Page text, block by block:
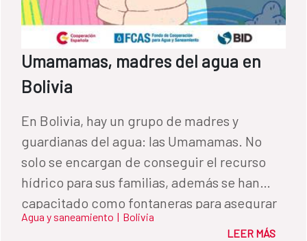
Umamamas, madres del agua en
Bolivia
En Bolivia, hay un grupo de madres y
guardianas del agua: las Umamamas. No
solo se encargan de conseguir el recurso
hídrico para sus familias, además se han
capacitado como fontaneras para asegurar
su distribución y generar redes de apoyo.
Agua y saneamiento | Bolivia
LEER MÁS